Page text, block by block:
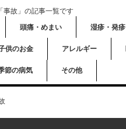
事故」の記事一覧です
頭痛・めまい 湿疹・発疹
供のお金 アレルギー
節の病気 その他